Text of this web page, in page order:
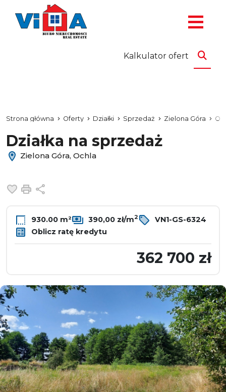
Kalkulator ofert
Strona główna Oferty Działki Sprzedaż Zielona Góra
Działka na sprzedaż
Zielona Góra, Ochla
Dodaj do ulubionych
Drukuj
930.00 m² 390,00 zł/m2
VN1-GS-6324
Oblicz ratę kredytu
362 700 zł